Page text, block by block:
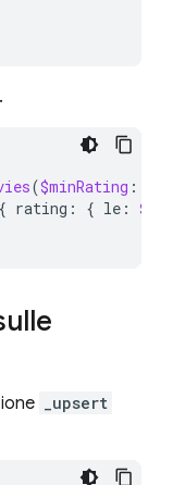
.
($minRating :
{ rating : { le :
_upsert